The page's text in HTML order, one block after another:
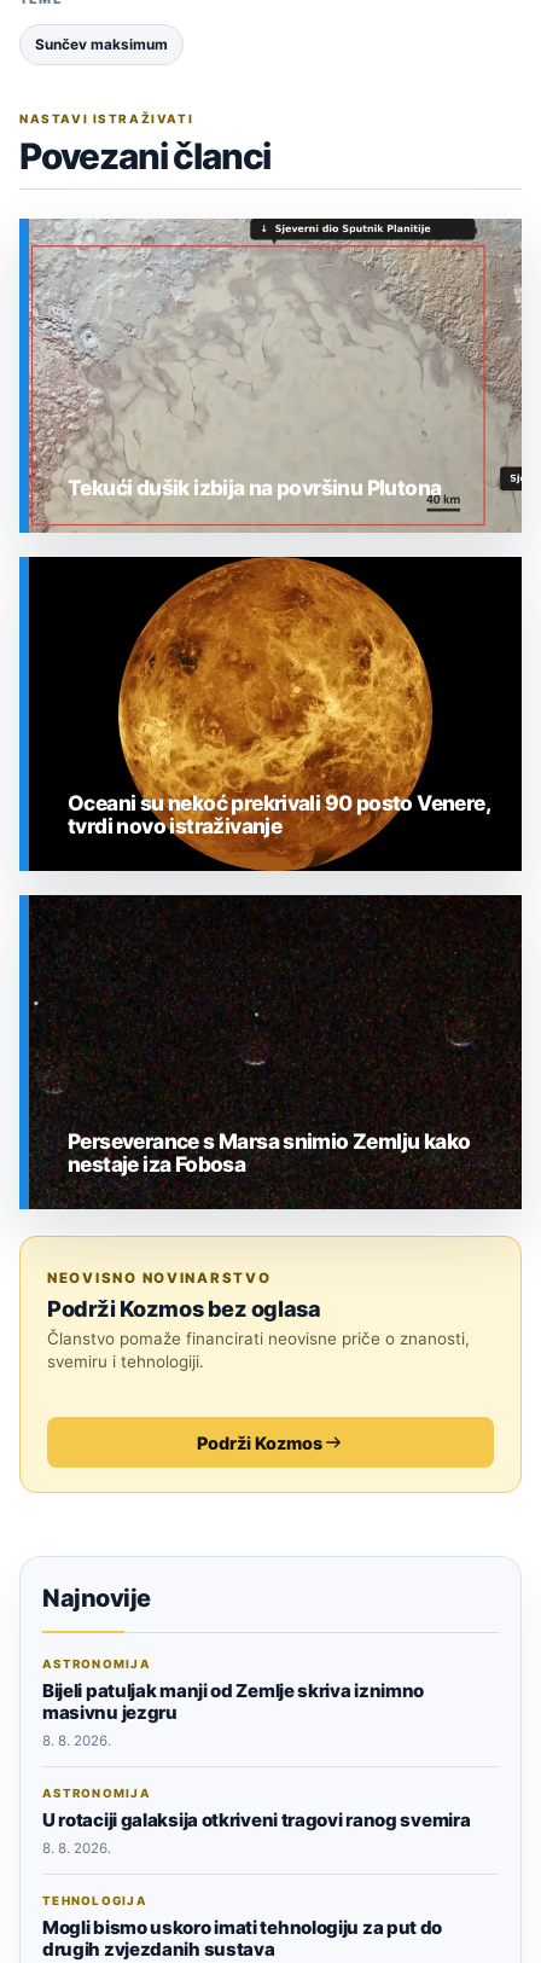
Sunčev maksimum
NASTAVI ISTRAŽIVATI
Povezani članci
Tekući dušik izbija na površinu Plutona
SVEMIR
Oceani su nekoć prekrivali 90 posto Venere,
tvrdi novo istraživanje
Perseverance s Marsa snimio Zemlju kako
nestaje iza Fobosa
NEOVISNO NOVINARSTVO
Podrži Kozmos bez oglasa
Članstvo pomaže financirati neovisne priče o znanosti,
svemiru i tehnologiji.
Podrži Kozmos
Najnovije
ASTRONOMIJA
Bijeli patuljak manji od Zemlje skriva iznimno
masivnu jezgru
8. 8. 2026.
ASTRONOMIJA
U rotaciji galaksija otkriveni tragovi ranog svemira
8. 8. 2026.
TEHNOLOGIJA
Mogli bismo uskoro imati tehnologiju za put do
drugih zvjezdanih sustava